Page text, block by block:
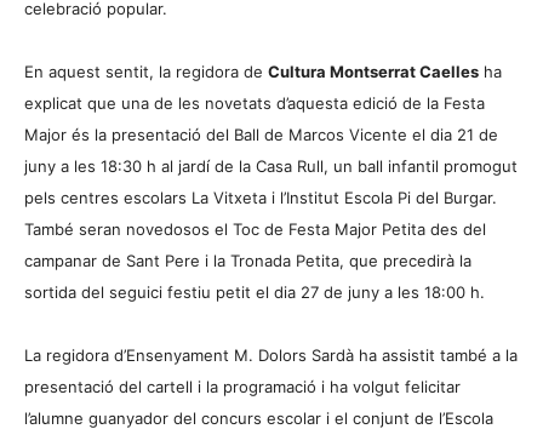
celebració popular.
En aquest sentit, la regidora de Cultura Montserrat Caelles ha
explicat que una de les novetats d’aquesta edició de la Festa
Major és la presentació del Ball de Marcos Vicente el dia 21 de
juny a les 18:30 h al jardí de la Casa Rull, un ball infantil promogut
pels centres escolars La Vitxeta i l’Institut Escola Pi del Burgar.
També seran novedosos el Toc de Festa Major Petita des del
campanar de Sant Pere i la Tronada Petita, que precedirà la
sortida del seguici festiu petit el dia 27 de juny a les 18:00 h.
La regidora d’Ensenyament M. Dolors Sardà ha assistit també a la
presentació del cartell i la programació i ha volgut felicitar
l’alumne guanyador del concurs escolar i el conjunt de l’Escola